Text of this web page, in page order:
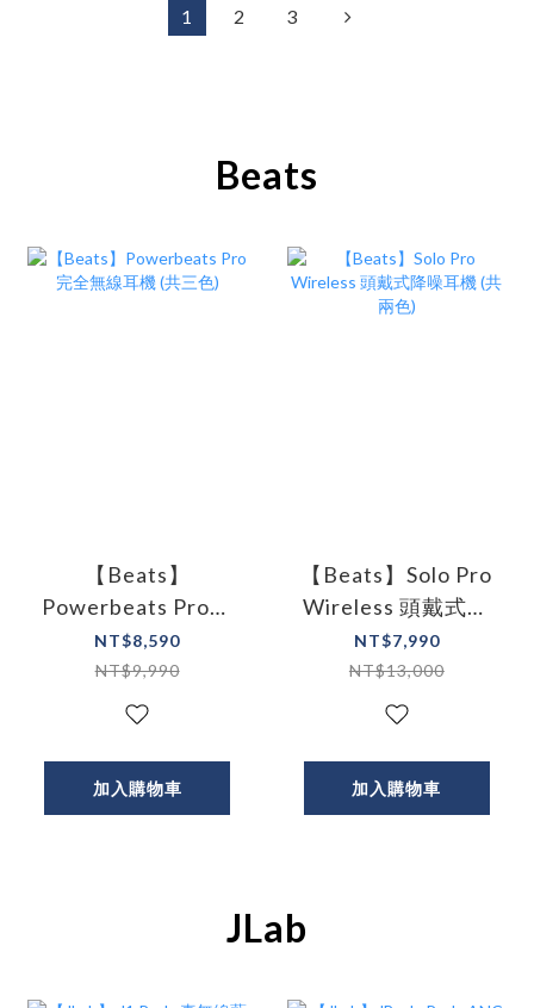
1 2 3
Beats
【Beats】
Powerbeats Pro完
全無線耳機 (共三
色)
NT$8,590
NT$9,990
加入購物車
【Beats】Solo Pro
Wireless 頭戴式降
噪耳機 (共兩色)
NT$7,990
NT$13,000
加入購物車
JLab